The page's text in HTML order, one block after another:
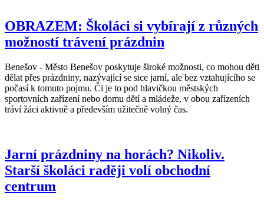
OBRAZEM: Školáci si vybírají z různých
možností trávení prázdnin
Benešov - Město Benešov poskytuje široké možnosti, co mohou děti
dělat přes prázdniny, nazývající se sice jarní, ale bez vztahujícího se
počasí k tomuto pojmu. Či je to pod hlavičkou městských
sportovních zařízení nebo domu dětí a mládeže, v obou zařízeních
tráví žáci aktivně a především užitečně volný čas.
Jarní prázdniny na horách? Nikoliv.
Starší školáci raději volí obchodní
centrum